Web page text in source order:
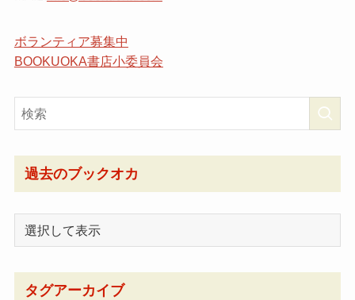
ボランティア募集中
BOOKUOKA書店小委員会
過去のブックオカ
タグアーカイブ